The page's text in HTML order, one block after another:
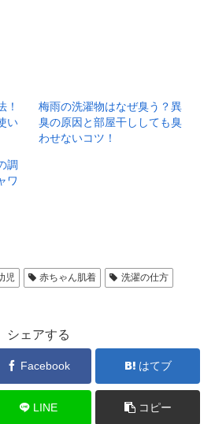
！
い
梅雨の洗濯物はなぜ臭う？異
臭の原因と部屋干ししても臭
わせないコツ！
調
ワ
児 赤ちゃん肌着
洗濯の仕方
シェアする
Facebook はてブ
LINE コピー